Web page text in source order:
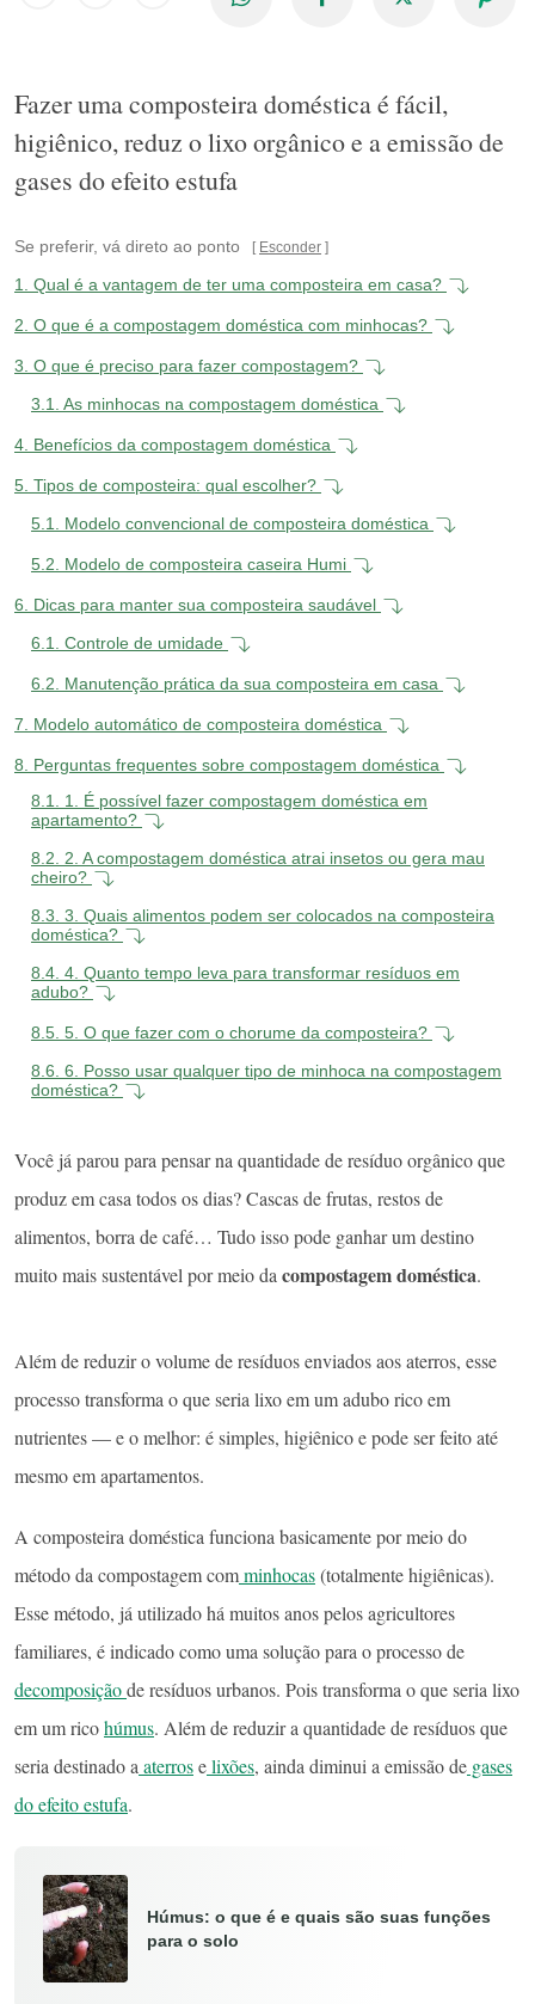
Fazer uma composteira doméstica é fácil,
higiênico, reduz o lixo orgânico e a emissão de
gases do efeito estufa
Se preferir, vá direto ao ponto Esconder
1. Qual é a vantagem de ter uma composteira em casa?
2. O que é a compostagem doméstica com minhocas?
3. O que é preciso para fazer compostagem?
3.1.
As minhocas na compostagem doméstica
4. Benefícios da compostagem doméstica
5. Tipos de composteira: qual escolher?
5.1.
Modelo convencional de composteira doméstica
5.2. Modelo de composteira caseira Humi
6.
Dicas para manter sua composteira saudável
6.1.
Controle de umidade
6.2. Manutenção prática da sua composteira em casa
7. Modelo automático de composteira doméstica
8.
Perguntas frequentes sobre compostagem doméstica
8.1.
1. É possível fazer compostagem doméstica em
apartamento?
8.2.
2. A compostagem doméstica atrai insetos ou gera mau
cheiro?
8.3. 3. Quais alimentos podem ser colocados na composteira
doméstica?
8.4. 4. Quanto tempo leva para transformar resíduos em
adubo?
8.5. 5. O que fazer com o chorume da composteira?
8.6. 6. Posso usar qualquer tipo de minhoca na compostagem
doméstica?
Você já parou para pensar na quantidade de resíduo orgânico que
produz em casa todos os dias? Cascas de frutas, restos de
alimentos, borra de café… Tudo isso pode ganhar um destino
muito mais sustentável por meio da compostagem doméstica.
Além de reduzir o volume de resíduos enviados aos aterros, esse
processo transforma o que seria lixo em um adubo rico em
nutrientes — e o melhor: é simples, higiênico e pode ser feito até
mesmo em apartamentos.
A composteira doméstica funciona basicamente por meio do
método da compostagem comminhocas(totalmente higiênicas).
Esse método, já utilizado há muitos anos pelos agricultores
familiares, é indicado como uma solução para o processo de
decomposiçãode resíduos urbanos. Pois transforma o que seria lixo
em um ricohúmus. Além de reduzir a quantidade de resíduos que
seria destinado aaterroselixões, ainda diminui a emissão de gases
do efeito estufa.
Húmus: o que é e quais são suas funções
para o solo